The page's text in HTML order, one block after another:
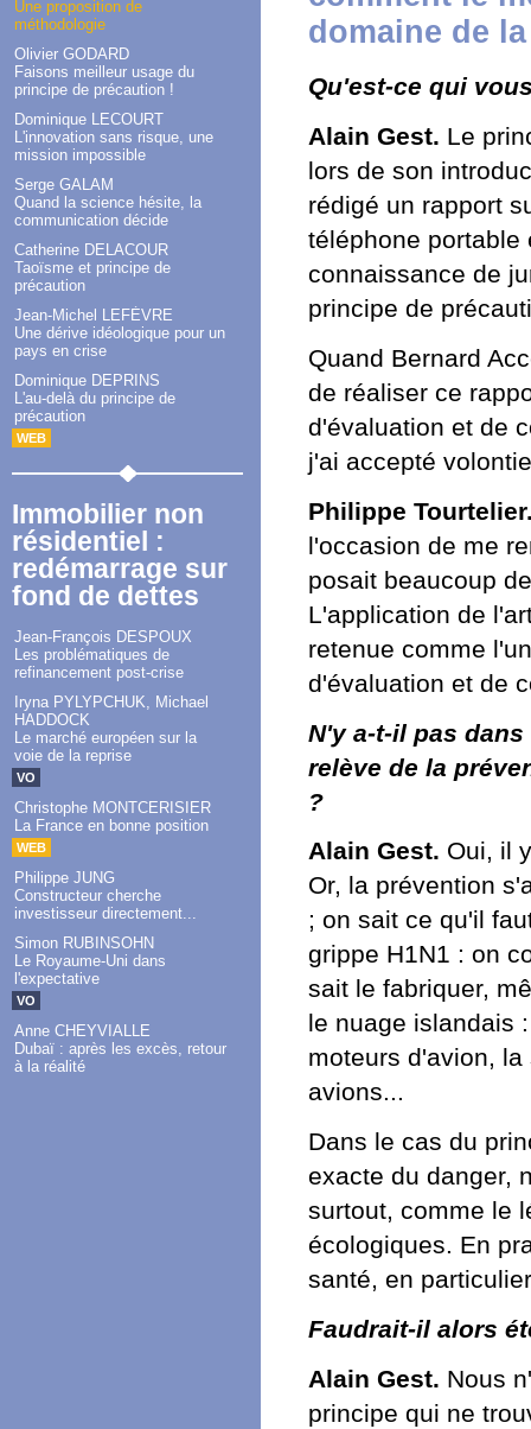
Une proposition de
méthodologie
Olivier GODARD
Faisons meilleur usage du
principe de précaution !
Dominique LECOURT
L'innovation sans risque, une
mission impossible
Serge GALAM
Quand la science hésite, la
communication décide
Catherine DELACOUR
Taoïsme et principe de
précaution
Jean-Michel LEFÈVRE
Une dérive idéologique pour un
pays en crise
Dominique DEPRINS
L'au-delà du principe de
précaution
WEB
Immobilier non
résidentiel :
redémarrage sur
fond de dettes
Jean-François DESPOUX
Les problématiques de
refinancement post-crise
Iryna PYLYPCHUK, Michael
HADDOCK
Le marché européen sur la
voie de la reprise
VO
Christophe MONTCERISIER
La France en bonne position
WEB
Philippe JUNG
Constructeur cherche
investisseur directement...
Simon RUBINSOHN
Le Royaume-Uni dans
l'expectative
VO
Anne CHEYVIALLE
Dubaï : après les excès, retour
à la réalité
domaine de
Qu'est-ce qui
Alain Gest. Le
lors de son
rédigé un rapport
téléphone portable
connaissance de
principe de
Quand Bernard
de réaliser ce
d'évaluation et de
j'ai accepté
Philippe
l'occasion de me
posait beaucoup
L'application de
retenue comme
d'évaluation et de
N'y a-t-il pas
relève de la
?
Alain Gest. Oui, il
Or, la prévention
; on sait ce qu'il
grippe H1N1 : on
sait le fabriquer,
le nuage islandais
moteurs d'avion,
avions...
Dans le cas du
exacte du danger,
surtout, comme le
écologiques. En
santé, en
Faudrait-il alors
Alain Gest. Nous
principe qui ne